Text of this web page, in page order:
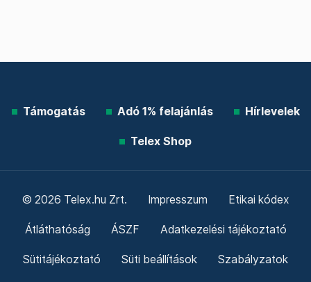
Támogatás Adó 1% felajánlás Hírlevelek
Telex Shop
© 2026 Telex.hu Zrt. Impresszum Etikai kódex
Átláthatóság ÁSZF Adatkezelési tájékoztató
Sütitájékoztató Süti beállítások Szabályzatok